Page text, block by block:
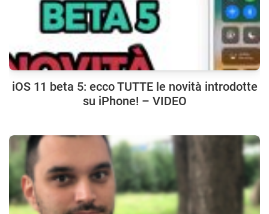
iOS 11 beta 5: ecco TUTTE le novità introdotte
su iPhone! – VIDEO